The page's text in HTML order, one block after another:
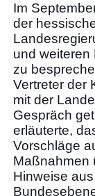
Im
der
und weiteren
zu
Vertreter der
mit der
Gespräch
erläuterte,
Vorschläge
Maßnahmen
Hinweise